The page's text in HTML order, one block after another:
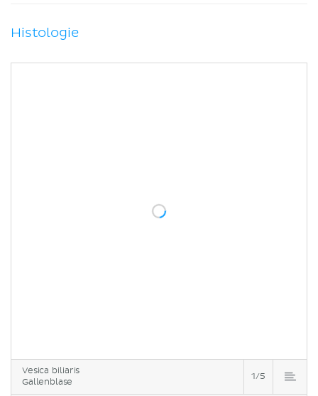
Histologie
Vesica biliaris
Gallenblase
1/5